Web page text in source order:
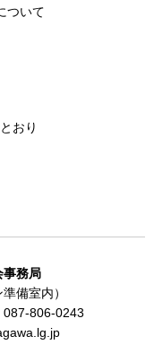
ついて
おり
事務局
備室内）
806-0243